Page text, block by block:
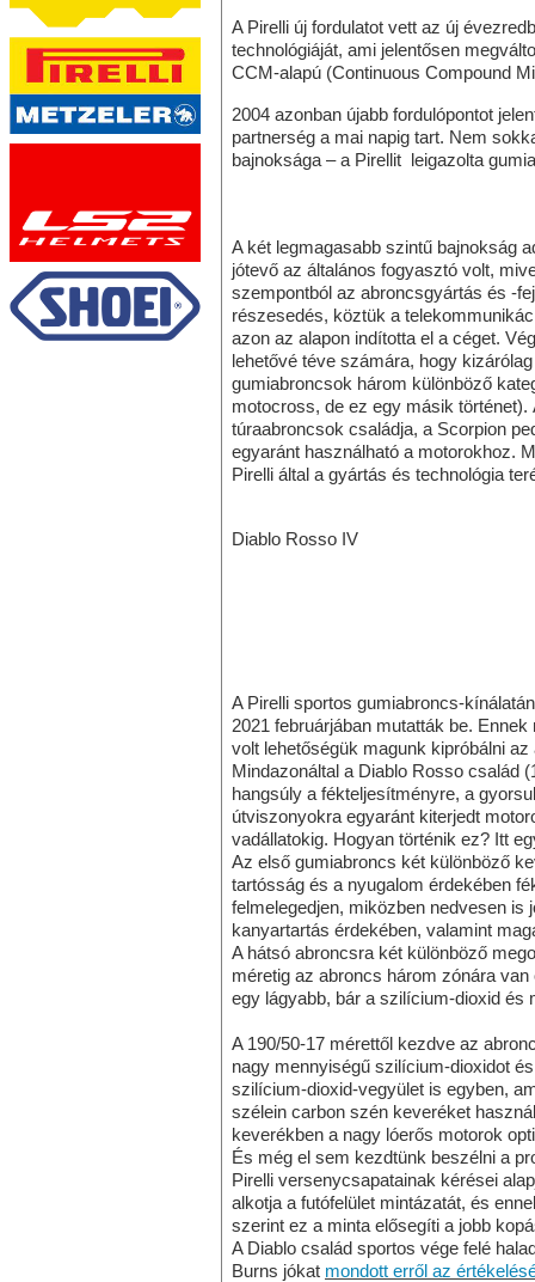
A Pirelli új fordulatot vett az új
technológiáját, ami jelentősen
CCM-alapú (Continuous Compound
2004 azonban újabb fordulópontot
partnerség a mai napig tart. Nem
bajnoksága – a Pirellit leigazolta
A két legmagasabb szintű bajnokság
jótevő az általános fogyasztó volt,
szempontból az abroncsgyártás és -
részesedés, köztük a
azon az alapon indította el a céget.
lehetővé téve számára, hogy
gumiabroncsok három különböző
motocross, de ez egy másik
túraabroncsok családja, a Scorpion
egyaránt használható a motorokhoz.
Pirelli által a gyártás és technológia
Diablo Rosso IV
A Pirelli sportos gumiabroncs-
2021 februárjában mutatták be.
volt lehetőségük magunk kipróbálni
Mindazonáltal a Diablo Rosso család
hangsúly a fékteljesítményre, a
útviszonyokra egyaránt kiterjedt
vadállatokig. Hogyan történik ez? Itt
Az első gumiabroncs két különböző
tartósság és a nyugalom érdekében
felmelegedjen, miközben nedvesen is
kanyartartás érdekében, valamint
A hátsó abroncsra két különböző
méretig az abroncs három zónára
egy lágyabb, bár a szilícium-dioxid és
A 190/50-17 mérettől kezdve az
nagy mennyiségű szilícium-dioxidot
szilícium-dioxid-vegyület is egyben,
szélein carbon szén keveréket
keverékben a nagy lóerős motorok
És még el sem kezdtünk beszélni a
Pirelli versenycsapatainak kérései
alkotja a futófelület mintázatát, és
szerint ez a minta elősegíti a jobb
A Diablo család sportos vége felé
Burns jókat mondott erről az